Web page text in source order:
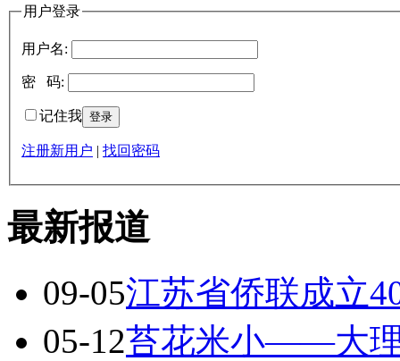
用户登录
用户名:
密 码:
记住我
注册新用户 找回密码
最新报道
09-05江苏省侨联成立
05-12苔花米小——大